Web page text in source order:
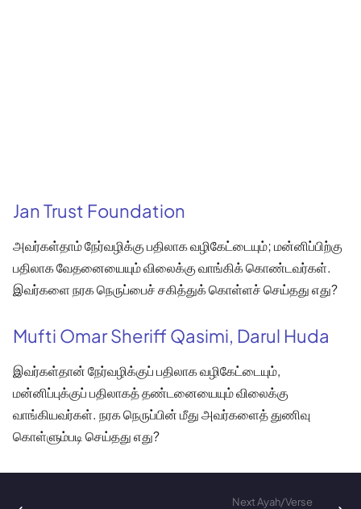
Jan Trust Foundation
அவர்கள்தாம் நேர்வழிக்கு பதிலாக வழிகேட்டையும்; மன்னிப்பிற்கு
பதிலாக வேதனையையும் விலைக்கு வாங்கிக் கொண்டவர்கள்.
இவர்களை நரக நெருப்பைச் சகித்துக் கொள்ளச் செய்தது எது?
Mufti Omar Sheriff Qasimi, Darul Huda
இவர்கள்தான் நேர்வழிக்குப் பதிலாக வழிகேட்டையும்,
மன்னிப்புக்குப் பதிலாகத் தண்டனையையும் விலைக்கு
வாங்கியவர்கள். நரக நெருப்பின் மீது அவர்களைத் துணிவு
கொள்ளும்படி செய்தது எது?
Next Ayah/Verse